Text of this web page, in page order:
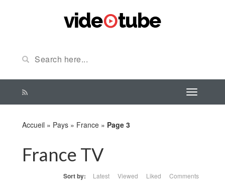
Accueil » Pays » France » Page 3
France TV
Sort by: Latest Viewed Liked Comments